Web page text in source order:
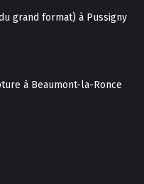
grand format) à Pussigny
à Beaumont-la-Ronce